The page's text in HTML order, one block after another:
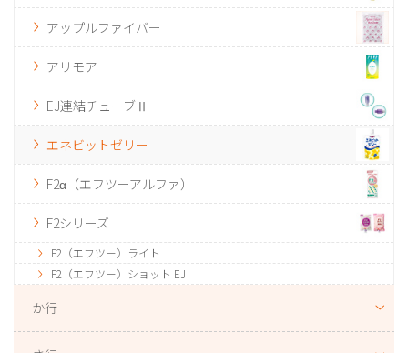
アップルファイバー
アリモア
EJ連結チューブⅡ
エネビットゼリー
F2α（エフツーアルファ）
F2シリーズ
F2（エフツー）ライト
F2（エフツー）ショット EJ
か行